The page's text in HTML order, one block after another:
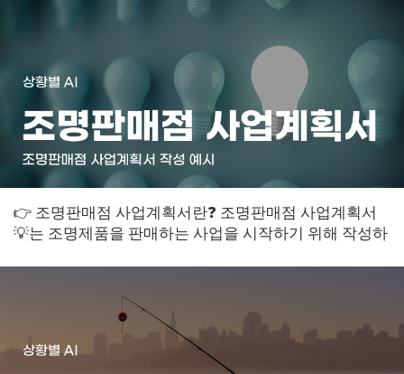
👉 조명판매점 사업계획서란❓ 조명판매점 사업계획서
💡는 조명제품을 판매하는 사업을 시작하기 위해 작성하